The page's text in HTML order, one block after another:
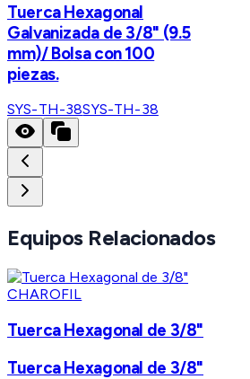
Tuerca Hexagonal
Galvanizada de 3/8" (9.5
mm)/ Bolsa con 100
piezas.
SYS-TH-38SYS-TH-38
Equipos Relacionados
CHAROFIL
Tuerca Hexagonal de 3/8"
Tuerca Hexagonal de 3/8"